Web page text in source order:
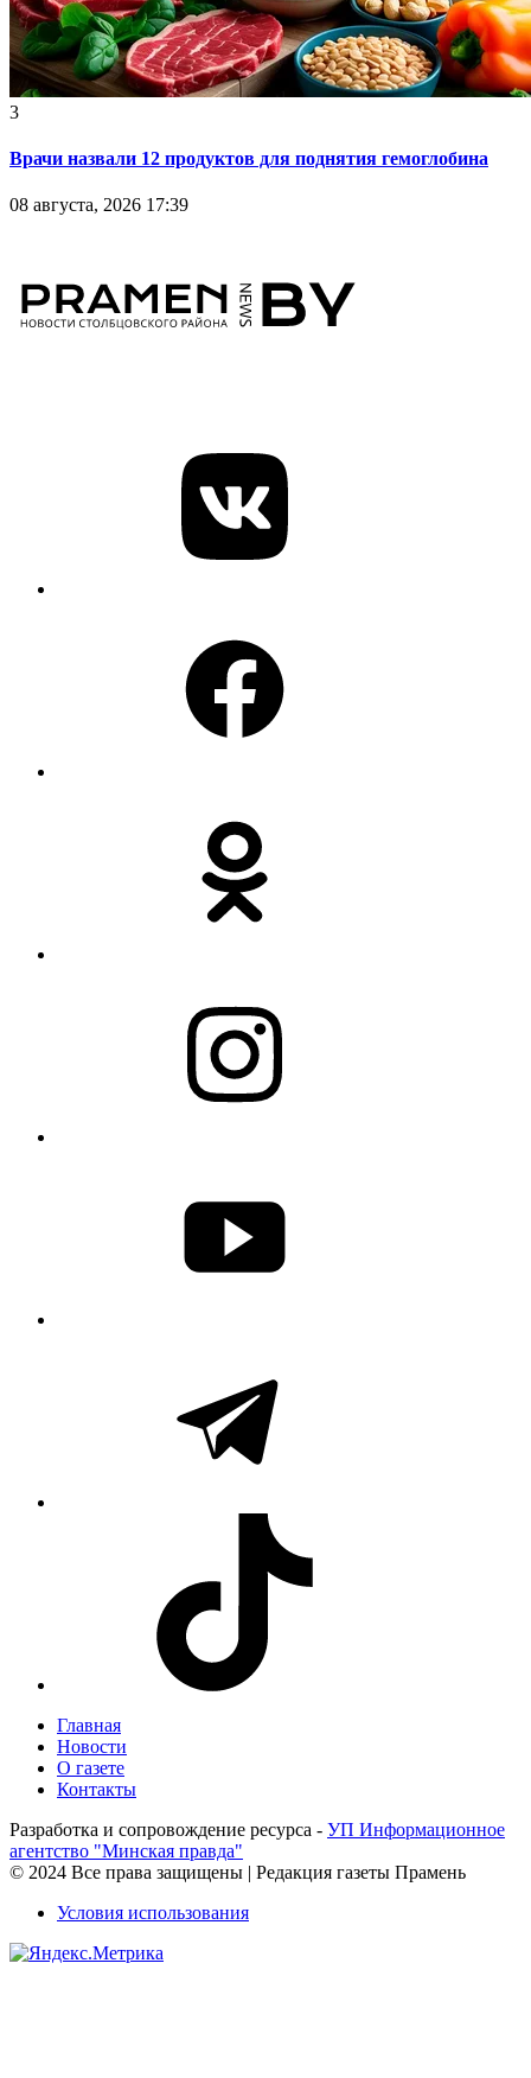
3
Врачи назвали 12 продуктов для поднятия гемоглобина
08 августа, 2026 17:39
Главная
Новости
О газете
Контакты
Разработка и сопровождение ресурса - УП Информационное
агентство "Минская правда"
© 2024 Все права защищены | Редакция газеты Прамень
Условия использования